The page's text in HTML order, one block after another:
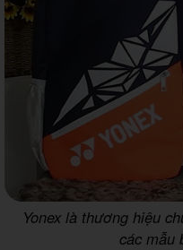
Yonex là thương hiệu
các mẫu